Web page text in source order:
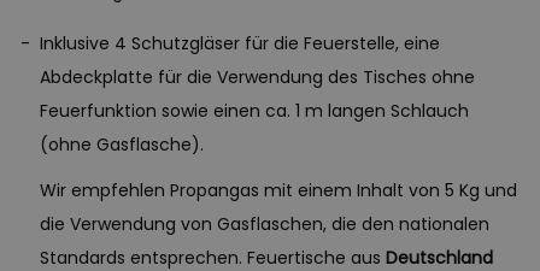
Inklusive 4 Schutzgläser für die Feuerstelle, eine
Abdeckplatte für die Verwendung des Tisches ohne
Feuerfunktion sowie einen ca. 1 m langen Schlauch
(ohne Gasflasche).
Wir empfehlen Propangas mit einem Inhalt von 5 Kg und
die Verwendung von Gasflaschen, die den nationalen
Standards entsprechen. Feuertische aus Deutschland